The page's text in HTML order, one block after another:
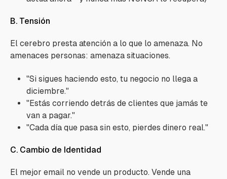
B. Tensión
El cerebro presta atención a lo que lo amenaza. No
amenaces personas: amenaza situaciones.
"Si sigues haciendo esto, tu negocio no llega a
diciembre."
"Estás corriendo detrás de clientes que jamás te
van a pagar."
"Cada día que pasa sin esto, pierdes dinero real."
C. Cambio de Identidad
El mejor email no vende un producto. Vende una